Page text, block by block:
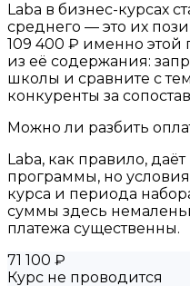
Laba в бизнес-курсах
среднего — это их
109 400 ₽ именно этой
из её содержания:
школы и сравните с
конкуренты за
Можно ли разбить
Laba, как правило,
программы, но условия
курса и периода
суммы здесь
платежа существенны.
71 100 ₽
Курс не проводится